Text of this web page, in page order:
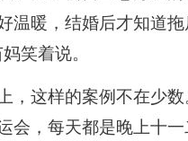
温暖，结婚后才知道
笑着说。
这样的案例不在少数
会，每天都是晚上十